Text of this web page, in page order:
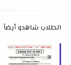
الطلاب شاهدو أيضاً